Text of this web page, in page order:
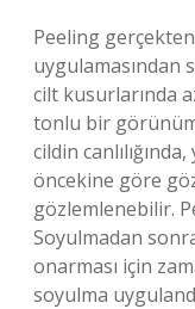
Peeling
uygulamasından
cilt kusurlarında
tonlu bir
cildin
öncekine göre
gözlemlenebilir.
Soyulmadan
onarması için
soyulma